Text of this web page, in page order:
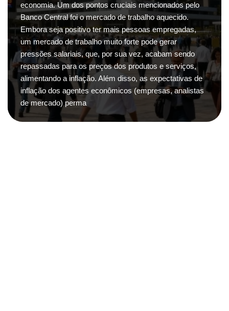
economia. Um dos pontos cruciais mencionados pelo
Banco Central foi o mercado de trabalho aquecido.
Embora seja positivo ter mais pessoas empregadas,
um mercado de trabalho muito forte pode gerar
pressões salariais, que, por sua vez, acabam sendo
repassadas para os preços dos produtos e serviços,
alimentando a inflação. Além disso, as expectativas de
inflação dos agentes econômicos (empresas, analistas
de mercado) perma